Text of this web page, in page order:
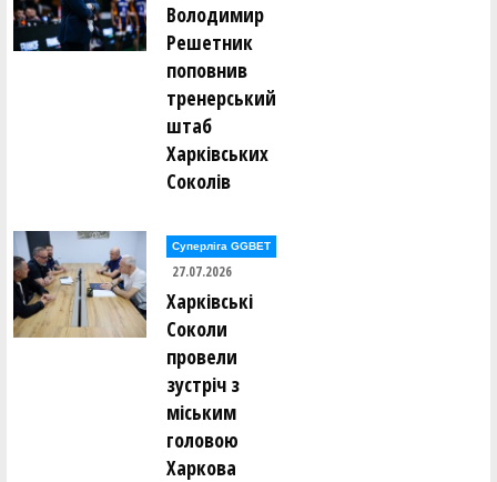
Володимир
Решетник
поповнив
тренерський
штаб
Харківських
Соколів
Суперліга GGBET
27.07.2026
Харківські
Соколи
провели
зустріч з
міським
головою
Харкова